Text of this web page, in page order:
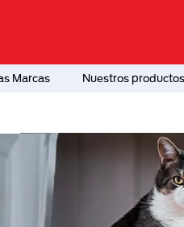
Marcas Nuestros productos